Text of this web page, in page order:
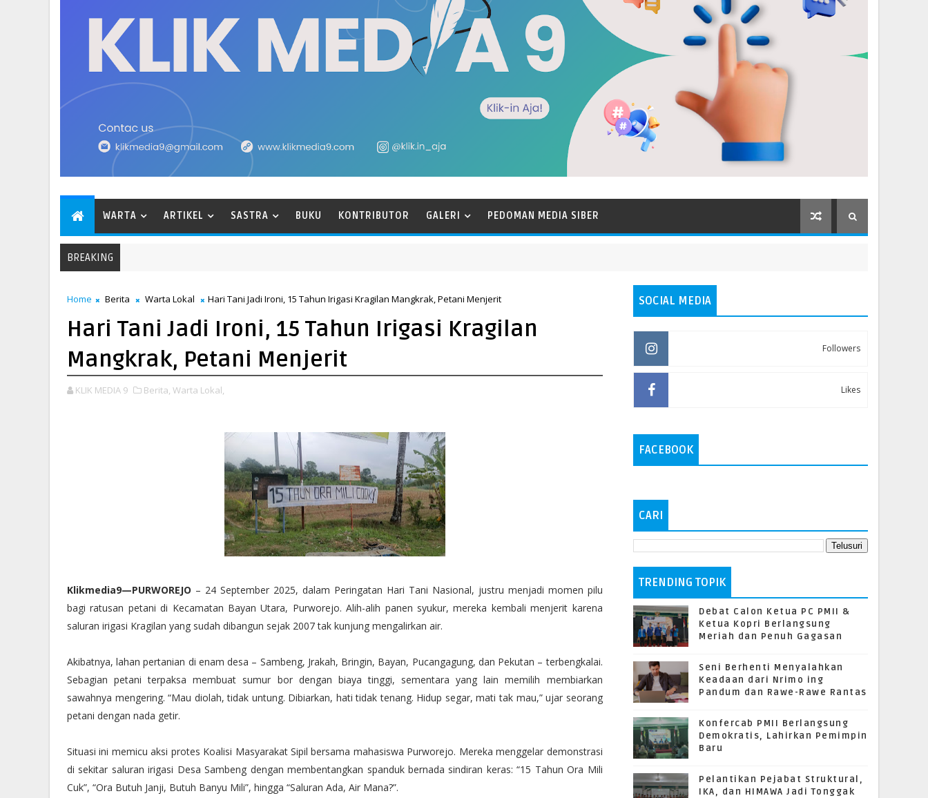
WARTA ARTIKEL SASTRA BUKU KONTRIBUTOR GALERI PEDOMAN MEDIA SIBER
BREAKING
Home Berita Warta Lokal Hari Tani Jadi Ironi, 15 Tahun Irigasi Kragilan Mangkrak, Petani Menjerit
Hari Tani Jadi Ironi, 15 Tahun Irigasi Kragilan
Mangkrak, Petani Menjerit
KLIK MEDIA 9 Berita, Warta Lokal,
Klikmedia9—PURWOREJO – 24 September 2025, dalam Peringatan Hari Tani Nasional, justru menjadi momen pilu
bagi ratusan petani di Kecamatan Bayan Utara, Purworejo. Alih-alih panen syukur, mereka kembali menjerit karena
saluran irigasi Kragilan yang sudah dibangun sejak 2007 tak kunjung mengalirkan air.
Akibatnya, lahan pertanian di enam desa – Sambeng, Jrakah, Bringin, Bayan, Pucangagung, dan Pekutan – terbengkalai.
Sebagian petani terpaksa membuat sumur bor dengan biaya tinggi, sementara yang lain memilih membiarkan
sawahnya mengering. “Mau diolah, tidak untung. Dibiarkan, hati tidak tenang. Hidup segar, mati tak mau,” ujar seorang
petani dengan nada getir.
Situasi ini memicu aksi protes Koalisi Masyarakat Sipil bersama mahasiswa Purworejo. Mereka menggelar demonstrasi
di sekitar saluran irigasi Desa Sambeng dengan membentangkan spanduk bernada sindiran keras: “15 Tahun Ora Mili
Cuk”, “Ora Butuh Janji, Butuh Banyu Mili”, hingga “Saluran Ada, Air Mana?”.
SOCIAL MEDIA
Followers
Likes
FACEBOOK
CARI
TRENDING TOPIK
Debat Calon Ketua PC PMII &
Ketua Kopri Berlangsung
Meriah dan Penuh Gagasan
Seni Berhenti Menyalahkan
Keadaan dari Nrimo ing
Pandum dan Rawe-Rawe Rantas
Konfercab PMII Berlangsung
Demokratis, Lahirkan Pemimpin
Baru
Pelantikan Pejabat Struktural,
IKA, dan HIMAWA Jadi Tonggak